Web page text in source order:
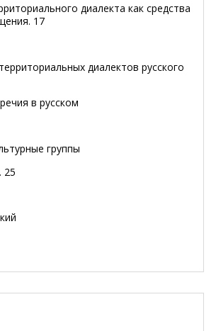
диалекта как средства
. 17
диалектов русского
в русском
группы
. 25